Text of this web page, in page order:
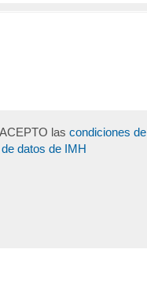
las condiciones de
datos de IMH